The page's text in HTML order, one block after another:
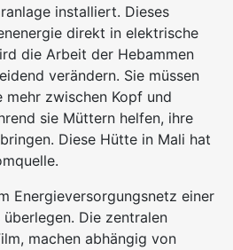
installiert. Dieses
direkt in elektrische
die Arbeit der Hebammen
verändern. Sie müssen
mehr zwischen Kopf und
sie Müttern helfen, ihre
Diese Hütte in Mali hat
Energieversorgungsnetz einer
Die zentralen
machen abhängig von